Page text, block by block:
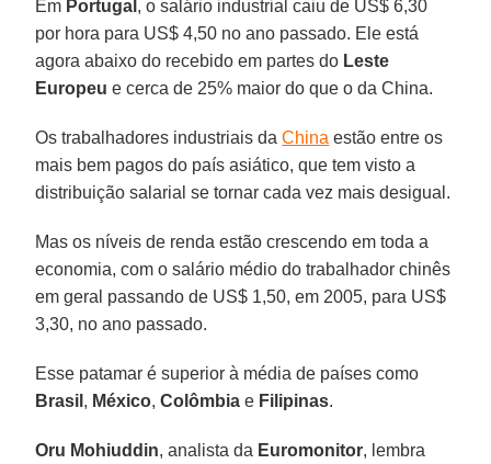
Em Portugal , o salário industrial caiu de US$ 6,30
por hora para US$ 4,50 no ano passado. Ele está
agora abaixo do recebido em partes do Leste
Europeu e cerca de 25% maior do que o da China.
Os trabalhadores industriais daChina estão entre os
mais bem pagos do país asiático, que tem visto a
distribuição salarial se tornar cada vez mais desigual.
Mas os níveis de renda estão crescendo em toda a
economia, com o salário médio do trabalhador chinês
em geral passando de US$ 1,50, em 2005, para US$
3,30, no ano passado.
Esse patamar é superior à média de países como
Brasil , México,Colômbia e Filipinas.
Oru Mohiuddin, analista da Euromonitor, lembra